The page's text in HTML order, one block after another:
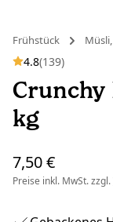
Frühstück
4.8(139)
Crunchy
kg
7,50 €
Preise inkl. MwSt. zzgl.